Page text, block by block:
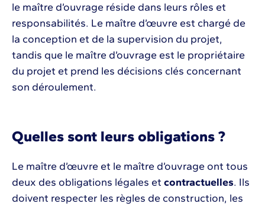
le maître d’ouvrage réside dans leurs rôles et
responsabilités. Le maître d’œuvre est chargé de
la conception et de la supervision du projet,
tandis que le maître d’ouvrage est le propriétaire
du projet et prend les décisions clés concernant
son déroulement.
Quelles sont leurs obligations ?
Le maître d’œuvre et le maître d’ouvrage ont tous
deux des obligations légales et contractuelles. Ils
doivent respecter les règles de construction, les